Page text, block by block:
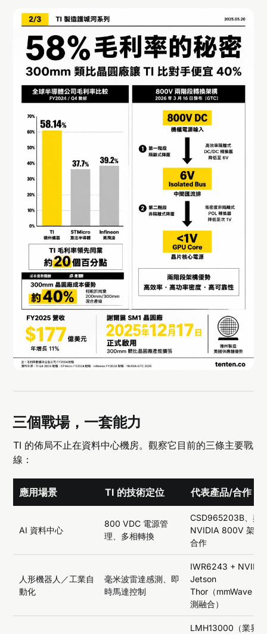
三個戰場，一套能力
TI 的佈局不止在資料中心機房。觀察它目前的三條主要戰
線：
應用場景 TI 的技術定位 代表產品/合作
AI 資料中心
800 VDC 電源管
理、多相轉換
CSD965203B、與
NVIDIA 800V 架構
合作
人形機器人／工業自
動化
毫米波雷達感測、即
時馬達控制
IWR6243 + NVIDIA
Jetson
Thor（mmWave 感
測融合）
LMH13000（業界首